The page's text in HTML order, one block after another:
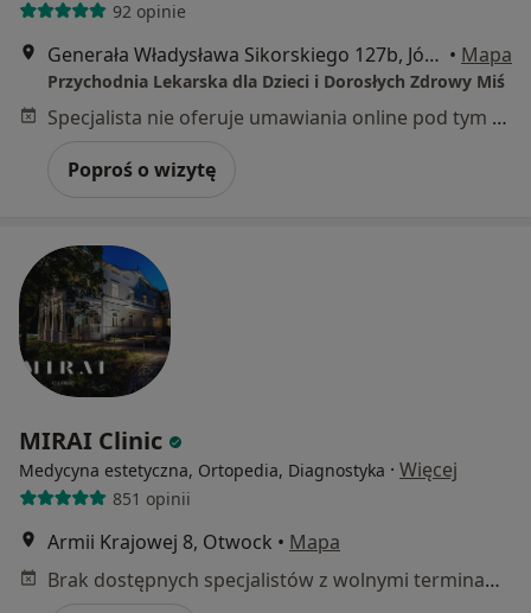
92 opinie
Generała Władysława Sikorskiego 127b, Józefów (powiat otwocki) • Mapa
Przychodnia Lekarska dla Dzieci i Dorosłych Zdrowy Miś
Specjalista nie oferuje umawiania online pod tym adresem.
Poproś o wizytę
MIRAI Clinic
Medycyna estetyczna, Ortopedia, Diagnostyka · Więcej
851 opinii
Armii Krajowej 8, Otwock • Mapa
Brak dostępnych specjalistów z wolnymi terminami w tym centrum medycznym.